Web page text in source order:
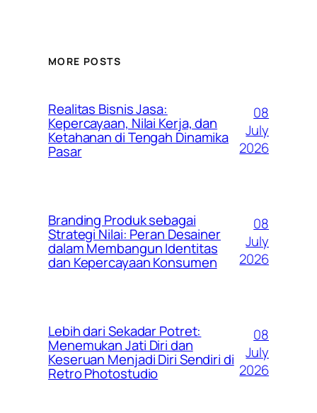
MORE POSTS
Realitas Bisnis Jasa:
Kepercayaan, Nilai Kerja, dan
Ketahanan di Tengah Dinamika
Pasar
08
July
2026
Branding Produk sebagai
Strategi Nilai: Peran Desainer
dalam Membangun Identitas
dan Kepercayaan Konsumen
08
July
2026
Lebih dari Sekadar Potret:
Menemukan Jati Diri dan
Keseruan Menjadi Diri Sendiri di
Retro Photostudio
08
July
2026